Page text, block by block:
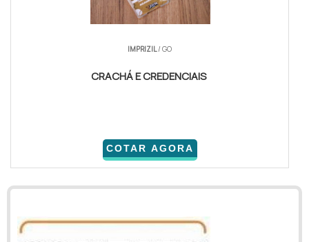
IMPRIZIL/ GO
CRACHÁ E CREDENCIAIS
COTAR AGORA